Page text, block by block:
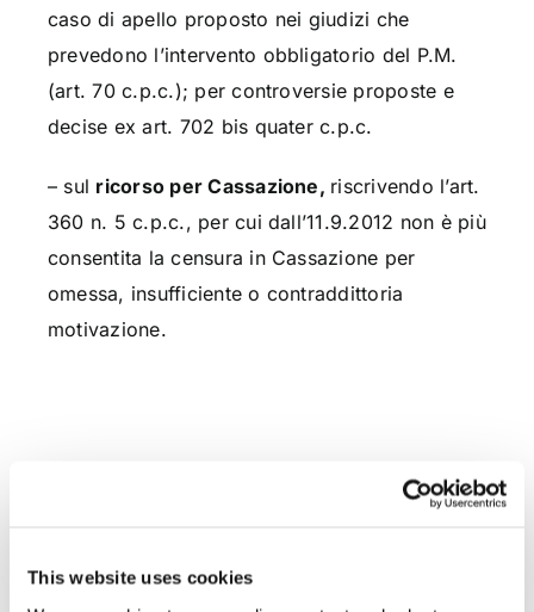
This website uses cookies
caso di apello proposto nei giudizi che
prevedono l’intervento obbligatorio del P.M.
(art. 70 c.p.c.); per controversie proposte e
decise ex art. 702 bis quater c.p.c.
– sul ricorso per Cassazione, riscrivendo l’art.
360 n. 5 c.p.c., per cui dall’11.9.2012 non è più
consentita la censura in Cassazione per
omessa, insufficiente o contraddittoria
motivazione.